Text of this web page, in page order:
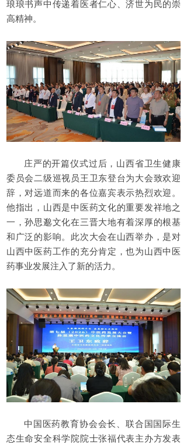
琅琅书声中传递着医者仁心、济世为民的崇
高精神。
庄严的开篇仪式过后，山西省卫生健康
委员会二级巡视员王卫东登台为大会致欢迎
辞，对远道而来的各位嘉宾表示热烈欢迎。
他指出，山西是中医药文化的重要发祥地之
一，孙思邈文化在三晋大地有着深厚的根基
和广泛的影响。此次大会在山西举办，是对
山西中医药工作的充分肯定，也为山西中医
药事业发展注入了新的活力。
中国医药教育协会会长、联合国国际生
态生命安全科学院院士张福代表主办方发表